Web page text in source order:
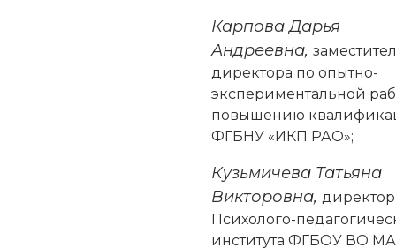
Карпова Дарья
Андреевна,
директора по опытно-
экспериментальной
повышению
ФГБНУ «ИКП РАО»;
Кузьмичева Татьяна
Викторовна, директор
Психолого-
института ФГБОУ ВО